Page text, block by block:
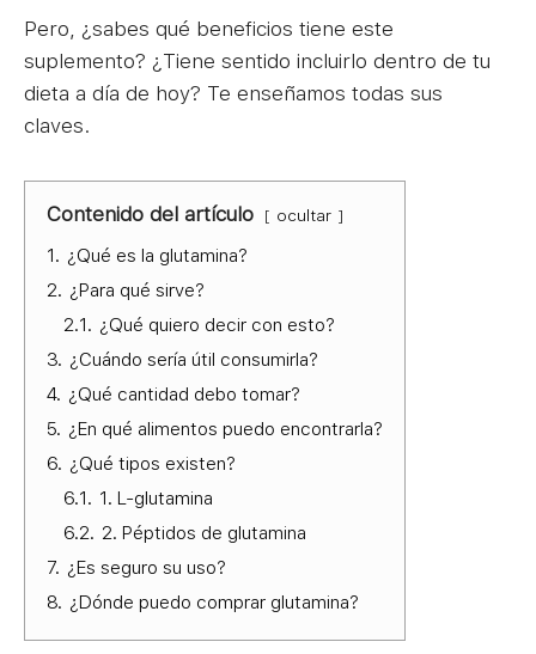
Pero, ¿sabes qué beneficios tiene este
suplemento? ¿Tiene sentido incluirlo dentro de tu
dieta a día de hoy? Te enseñamos todas sus
claves.
Contenido del artículo ocultar
1. ¿Qué es la glutamina?
2. ¿Para qué sirve?
2.1. ¿Qué quiero decir con esto?
3. ¿Cuándo sería útil consumirla?
4. ¿Qué cantidad debo tomar?
5. ¿En qué alimentos puedo encontrarla?
6. ¿Qué tipos existen?
6.1. 1. L-glutamina
6.2. 2. Péptidos de glutamina
7. ¿Es seguro su uso?
8. ¿Dónde puedo comprar glutamina?